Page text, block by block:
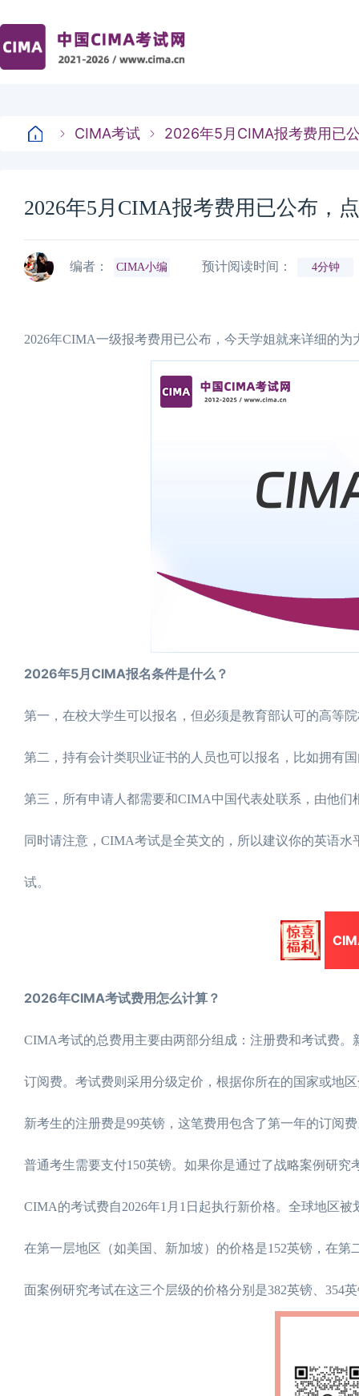
CIMA考试 2026年5月CIMA报考费用已
2026年5月CIMA报考费用已公布，
编者： CIMA小编 预计阅读时间： 4分钟
2026年CIMA一级报考费用已公布，今天学姐就来详细的
2026年5月CIMA报名条件是什么？
第一，在校大学生可以报名，但必须是教育部认可的高等
第二，持有会计类职业证书的人员也可以报名，比如拥有
第三，所有申请人都需要和CIMA中国代表处联系，由他们
同时请注意，CIMA考试是全英文的，所以建议你的英语
试。
2026年CIMA考试费用怎么计算？
CIMA考试的总费用主要由两部分组成：注册费和考试费
订阅费。考试费则采用分级定价，根据你所在的国家或地
新考生的注册费是99英镑，这笔费用包含了第一年的订阅
普通考生需要支付150英镑。如果你是通过了战略案例研究
CIMA的考试费自2026年1月1日起执行新价格。全球地区
在第一层地区（如美国、新加坡）的价格是152英镑，在
面案例研究考试在这三个层级的价格分别是382英镑、354